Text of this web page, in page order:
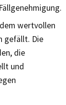
wertvollen
gefällt. Die
die
und